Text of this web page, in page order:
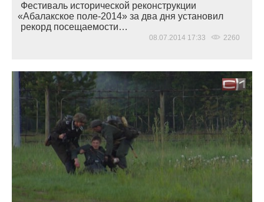
Фестиваль исторической реконструкции
«Абалакское поле-2014» за два дня установил
рекорд посещаемости…
08.07.2014 17:33 2260